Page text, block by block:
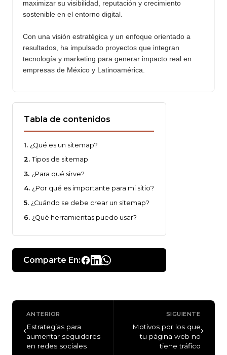
maximizar su visibilidad, reputación y crecimiento
sostenible en el entorno digital.
Con una visión estratégica y un enfoque orientado a
resultados, ha impulsado proyectos que integran
tecnología y marketing para generar impacto real en
empresas de México y Latinoamérica.
Tabla de contenidos
¿Qué es un sitemap?
Tipos de sitemap
¿Para qué sirve?
¿Por qué es importante para mi sitio?
¿Cuándo se debe crear un sitemap?
¿Qué herramientas puedo usar?
Comparte En:
‹
ANTERIOR
Estrategias para
aumentar seguidores
en redes sociales
SIGUIENTE
Motivos por los que
tu página web no
tiene tráfico
›